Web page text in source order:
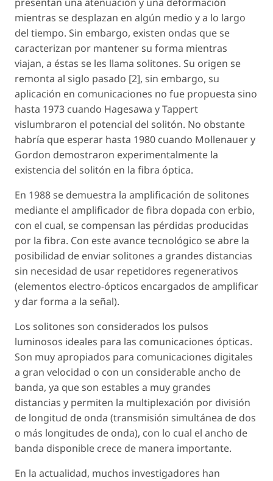
mientras se desplazan en algún medio y a lo largo
del tiempo. Sin embargo, existen ondas que se
caracterizan por mantener su forma mientras
viajan, a éstas se les llama solitones. Su origen se
remonta al siglo pasado [2], sin embargo, su
aplicación en comunicaciones no fue propuesta sino
hasta 1973 cuando Hagesawa y Tappert
vislumbraron el potencial del solitón. No obstante
habría que esperar hasta 1980 cuando Mollenauer y
Gordon demostraron experimentalmente la
existencia del solitón en la fibra óptica.
En 1988 se demuestra la amplificación de solitones
mediante el amplificador de fibra dopada con erbio,
con el cual, se compensan las pérdidas producidas
por la fibra. Con este avance tecnológico se abre la
posibilidad de enviar solitones a grandes distancias
sin necesidad de usar repetidores regenerativos
(elementos electro-ópticos encargados de amplificar
y dar forma a la señal).
Los solitones son considerados los pulsos
luminosos ideales para las comunicaciones ópticas.
Son muy apropiados para comunicaciones digitales
a gran velocidad o con un considerable ancho de
banda, ya que son estables a muy grandes
distancias y permiten la multiplexación por división
de longitud de onda (transmisión simultánea de dos
o más longitudes de onda), con lo cual el ancho de
banda disponible crece de manera importante.
En la actualidad, muchos investigadores han